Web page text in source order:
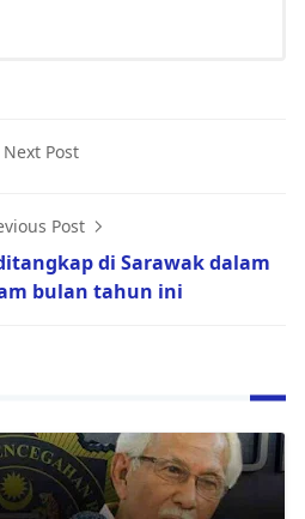
Next Post
Post
di Sarawak dalam
bulan tahun ini